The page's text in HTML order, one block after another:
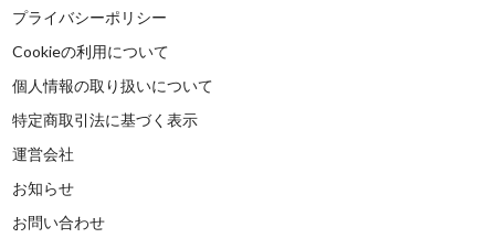
プライバシーポリシー
Cookieの利用について
個人情報の取り扱いについて
特定商取引法に基づく表示
運営会社
お知らせ
お問い合わせ